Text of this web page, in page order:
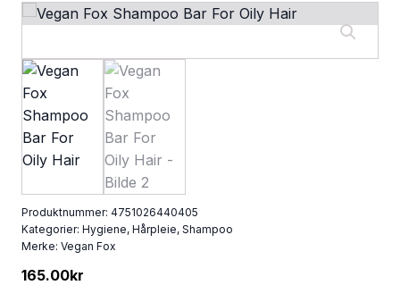
Produktnummer: 4751026440405
Kategorier: Hygiene, Hårpleie, Shampoo
Merke: Vegan Fox
165.00kr